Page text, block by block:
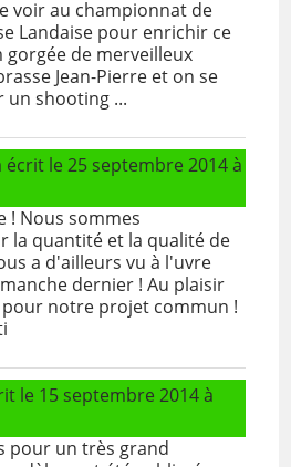
voir au championnat de
Landaise pour enrichir ce
de merveilleux
Jean-Pierre et on se
un shooting ...
écrit le 25 septembre 2014à
! Nous sommes
la quantité et la qualité de
a d'ailleurs vu à l'uvre
dernier ! Au plaisir
notre projet commun !
le 15 septembre 2014à
pour un très grand